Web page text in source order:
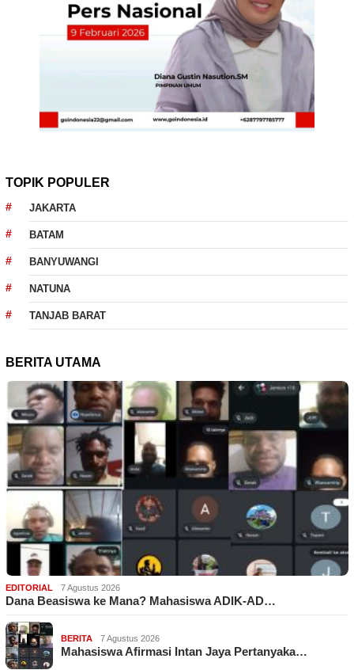
TOPIK POPULER
JAKARTA
BATAM
BANYUWANGI
NATUNA
TANJAB BARAT
BERITA UTAMA
EDITORIAL 7 Agustus 2026
Dana Beasiswa ke Mana? Mahasiswa ADIK-AD…
BERITA 7 Agustus 2026
Mahasiswa Afirmasi Intan Jaya Pertanyaka…